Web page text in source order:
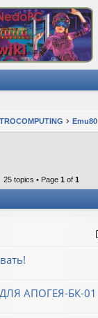
Emu80
25 topics • Page 1 of 1
АПОГЕЯ-БК-01